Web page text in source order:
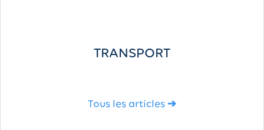
TRANSPORT
Tous les articles ➔